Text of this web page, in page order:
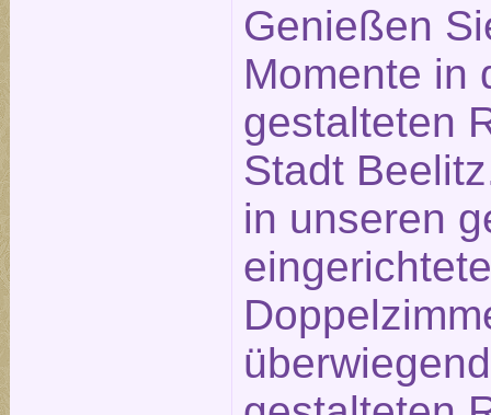
Genießen
Momente in
gestalteten
Stadt
in unseren